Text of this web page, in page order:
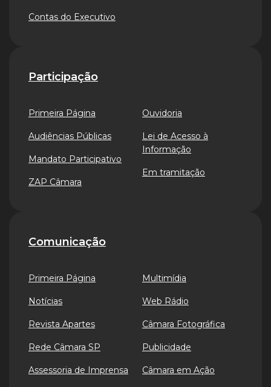
Contas do Executivo
Participação
Primeira Página
Audiências Públicas
Mandato Participativo
ZAP Câmara
Ouvidoria
Lei de Acesso à
Informação
Em tramitação
Comunicação
Primeira Página
Notícias
Revista Apartes
Rede Câmara SP
Assessoria de Imprensa
Multimídia
Web Rádio
Câmara Fotográfica
Publicidade
Câmara em Ação